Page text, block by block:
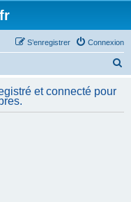
Connexion
S’enregistrer
h
et connecté pour